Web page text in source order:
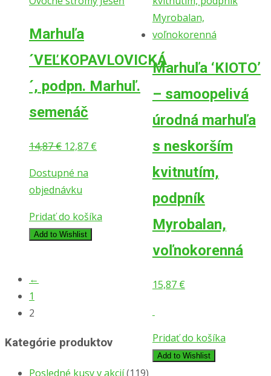
Marhuľa
´VEĽKOPAVLOVICKÁ
´, podpn. Marhuľ.
semenáč
14,87€ Pôvodná
bola:
14,87 €.
12,87 €
Dostupné na
objednávku
Pridať do košíka
Add to Wishlist
Marhuľa ‘KIOTO’
– samoopelivá
úrodná marhuľa
s neskorším
kvitnutím,
podpník
Myrobalan,
voľnokorenná
15,87 €
Pridať do košíka
Add to Wishlist
←
1
2
Kategórie produktov
Posledné kusy v akcií(119)